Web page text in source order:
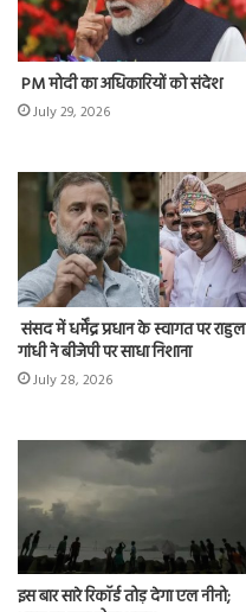
PM मोदी का अधिकारियों को संदेश
July 29, 2026
संसद में धर्मेंद्र प्रधान के स्वागत पर राहुल
गांधी ने बीजेपी पर साधा निशाना
July 28, 2026
इस बार सारे रिकॉर्ड तोड़ देगा एल नीनो;